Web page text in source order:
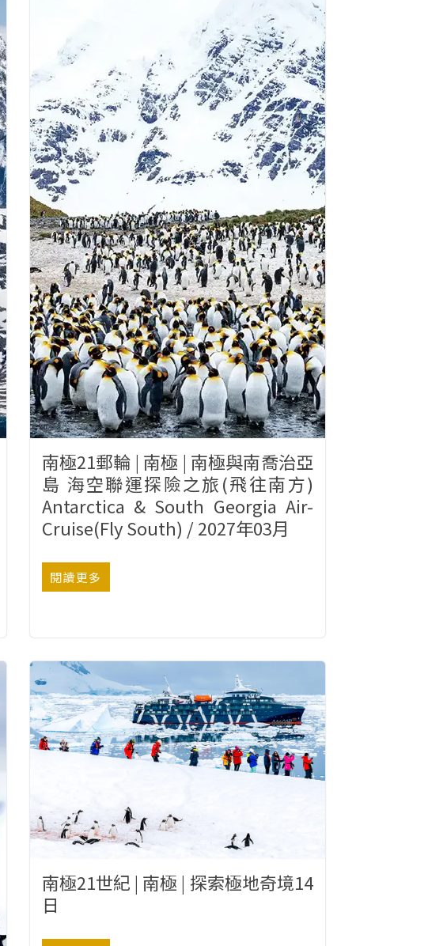
南極21郵輪 | 南極 | 南極與南喬治亞
島 海空聯運探險之旅(飛往南方)
Antarctica & South Georgia Air-
Cruise(Fly South) / 2027年03月
閱讀更多
南極21世紀 | 南極 | 探索極地奇境14
日